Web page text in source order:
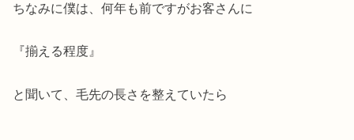
ちなみに僕は、何年も前ですがお客さんに
『揃える程度』
と聞いて、毛先の長さを整えていたら